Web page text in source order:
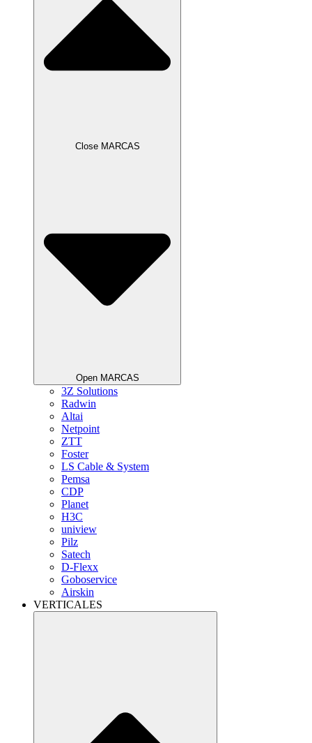
Close MARCAS
Open MARCAS
3Z Solutions
Radwin
Altai
Netpoint
ZTT
Foster
LS Cable & System
Pemsa
CDP
Planet
H3C
uniview
Pilz
Satech
D-Flexx
Goboservice
Airskin
VERTICALES